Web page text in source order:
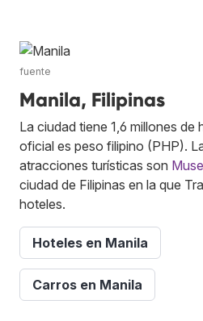
fuente
Manila, Filipinas
La ciudad tiene 1,6 millones de
oficial es peso filipino (PHP).
atracciones turísticas son
ciudad de Filipinas en la que
hoteles.
Hoteles en Manila
Carros en Manila